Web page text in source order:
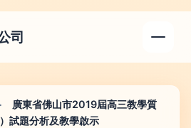
司
廣東省佛山市2019屆高三教學質
試題分析及教學啟示